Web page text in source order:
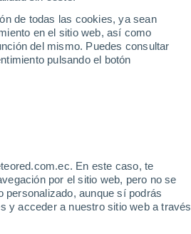
de todas las cookies, ya sean
en el sitio web, así como
del mismo. Puedes consultar
pulsando el botón
En este caso, te
por el sitio web, pero no se
personalizado, aunque sí podrás
y acceder a nuestro sitio web a través